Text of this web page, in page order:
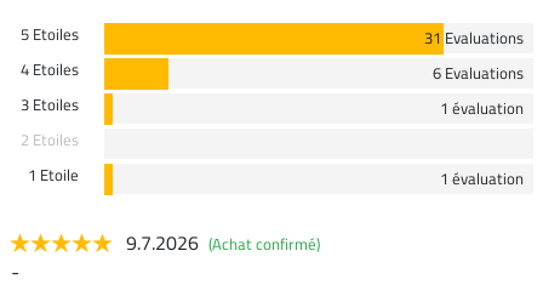
5 Etoiles
31 Evaluations
4 Etoiles
6 Evaluations
3 Etoiles
1 évaluation
2 Etoiles
1 Etoile
1 évaluation
9.7.2026 (Achat confirmé)
-